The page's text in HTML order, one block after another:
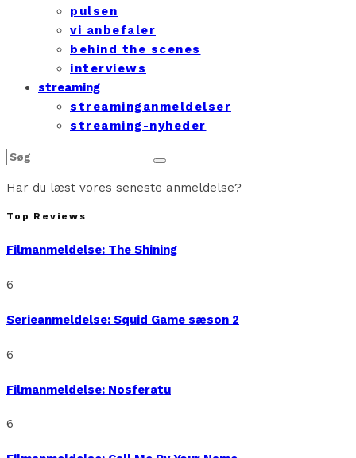
pulsen
vi anbefaler
behind the scenes
interviews
streaming
streaminganmeldelser
streaming-nyheder
Har du læst vores seneste anmeldelse?
Top Reviews
Filmanmeldelse: The Shining
6
Serieanmeldelse: Squid Game sæson 2
6
Filmanmeldelse: Nosferatu
6